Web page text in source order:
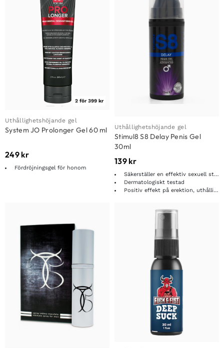
2 för 399 kr
Uthållighetshöjande gel
System JO Prolonger Gel 60 ml
249 kr
Fördröjningsgel för honom
Uthållighetshöjande gel
Stimul8 S8 Delay Penis Gel
30ml
139 kr
Säkerställer en effektiv sexuell stimulans
Dermatologiskt testad
Positiv effekt på erektion, uthållighet och prestation